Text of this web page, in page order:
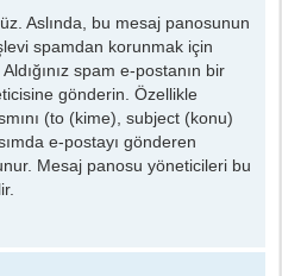
Aslında, bu mesaj panosunun
spamdan korunmak için
spam e-postanın bir
gönderin. Özellikle
(to (kime), subject (konu)
e-postayı gönderen
Mesaj panosu yöneticileri bu